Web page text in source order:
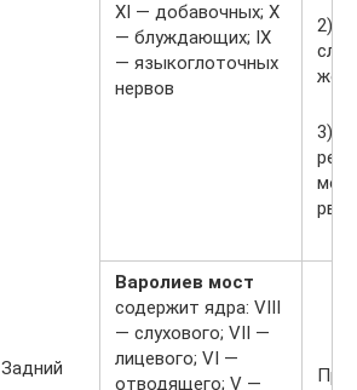
Задний
XI — добавочных; X
— блуждающих; IX
— языкоглоточных
нервов
2)
3)
Варолиев мост
содержит ядра: VIII
— слухового; VII —
лицевого; VI —
отводящего; V —